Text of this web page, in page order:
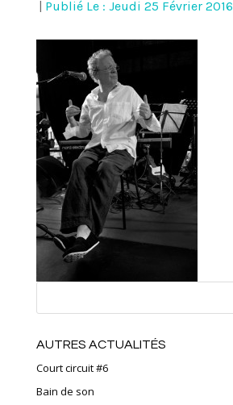
Publié Le : Jeudi 25 Février 2016
AUTRES ACTUALITÉS
Court circuit #6
Bain de son